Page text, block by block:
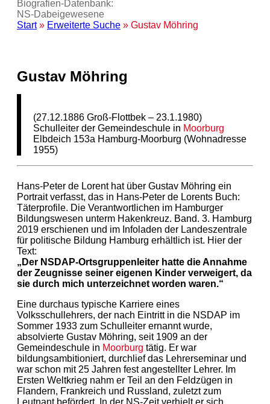
Biografien-Datenbank:
NS‑Dabeigewesene
Start» Erweiterte Suche » Gustav Möhring
Gustav Möhring
(27.12.1886 Groß-Flottbek – 23.1.1980)
Schulleiter der Gemeindeschule in Moorburg
Elbdeich 153a Hamburg-Moorburg (Wohnadresse
1955)
Hans-Peter de Lorent hat über Gustav Möhring ein
Portrait verfasst, das in Hans-Peter de Lorents Buch:
Täterprofile. Die Verantwortlichen im Hamburger
Bildungswesen unterm Hakenkreuz. Band. 3. Hamburg
2019 erschienen und im Infoladen der Landeszentrale
für politische Bildung Hamburg erhältlich ist. Hier der
Text:
„Der NSDAP-Ortsgruppenleiter hatte die Annahme
der Zeugnisse seiner eigenen Kinder verweigert, da
sie durch mich unterzeichnet worden waren.“
Eine durchaus typische Karriere eines
Volksschullehrers, der nach Eintritt in die NSDAP im
Sommer 1933 zum Schulleiter ernannt wurde,
absolvierte Gustav Möhring, seit 1909 an der
Gemeindeschule in Moorburg tätig. Er war
bildungsambitioniert, durchlief das Lehrerseminar und
war schon mit 25 Jahren fest angestellter Lehrer. Im
Ersten Weltkrieg nahm er Teil an den Feldzügen in
Flandern, Frankreich und Russland, zuletzt zum
Leutnant befördert. In der NS-Zeit verhielt er sich